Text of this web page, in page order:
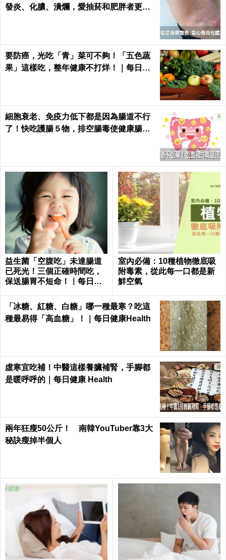
發炎、化膿、潰爛，愛抽菸和肥胖者更要
要防癌，光吃「青」菜可不夠！「五色蔬
果」這樣吃，整年健康不打烊！｜每日健
細胞衰老、免疫力低下都是因為腸道不行
了！快吃護腸５物，排空腸毒使健康腸腸
益生菌「空腹吃」未達腸道
已死光！三個正確時間吃，
保送腸胃不短命！｜每日健
室內必備：10種植物徹底吸
附毒素，從此每一口都是新
鮮空氣
「冰糖、紅糖、白糖」哪一種最寒？吃這
種最易得「高血糖」！｜每日健康Health
虛寒宜吃補！中醫這樣養臟補腎，手腳都
是暖呼呼的｜每日健康 Health
兩年狂瘦50公斤！ 南韓YouTuber靠3大
秘訣瘦掉半個人